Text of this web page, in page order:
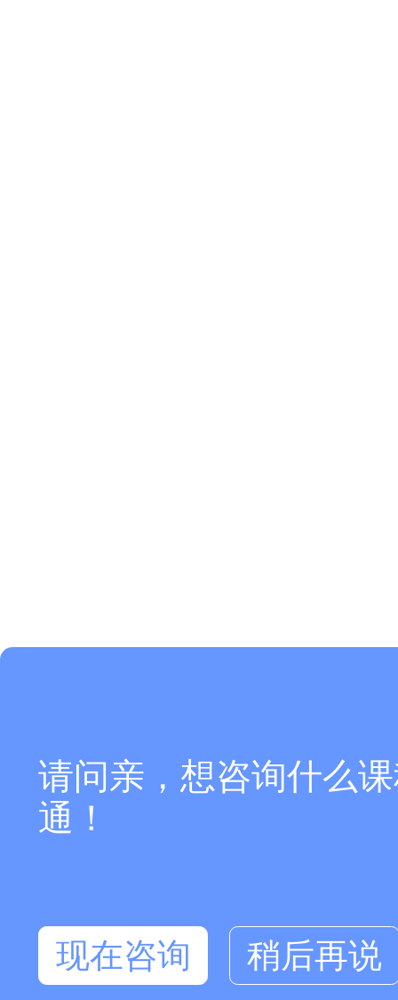
请问亲，想咨询什么
通！
现在咨询 稍后再说